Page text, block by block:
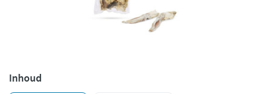
Inhoud